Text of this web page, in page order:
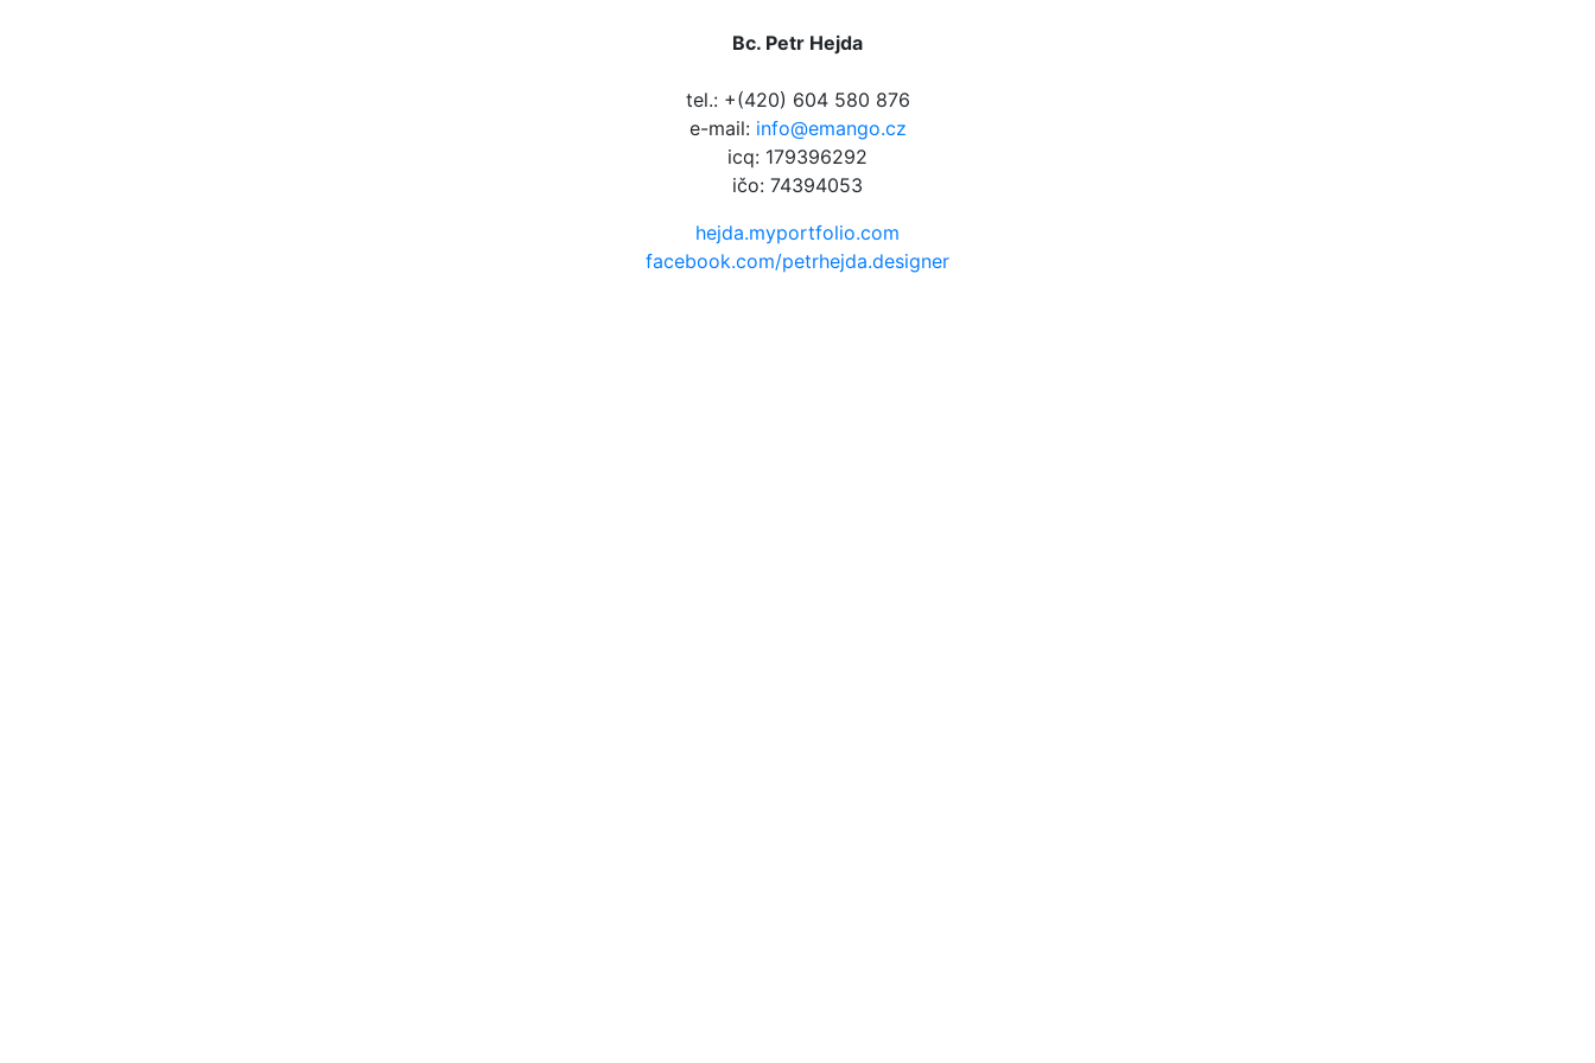
Bc. Petr Hejda
tel.: +(420) 604 580 876
e-mail: info@emango.cz
icq: 179396292
ičo: 74394053
hejda.myportfolio.com
facebook.com/petrhejda.designer